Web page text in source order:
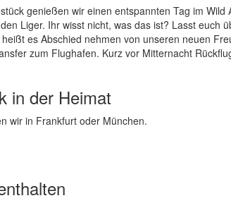
genießen wir einen entspannten Tag im
Liger. Ihr wisst nicht, was das ist? Lasst euch
es Abschied nehmen von unseren neuen
zum Flughafen. Kurz vor Mitternacht
in der Heimat
wir in Frankfurt oder München.